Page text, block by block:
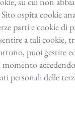
ospita cookie
parti e cookie di
a tali cookie,
puoi gestire
momento
personali delle